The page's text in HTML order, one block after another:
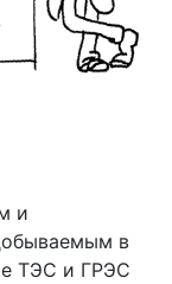
и
в
ТЭС и ГРЭС